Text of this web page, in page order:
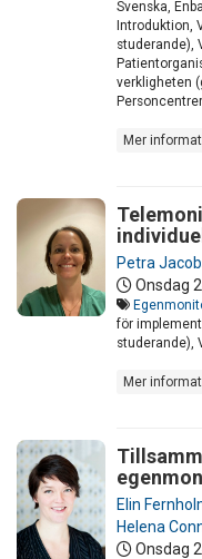
Svenska,
Introduktion,
studerande),
verkligheten
Mer
Petra
Onsdag
för
studerande),
Mer
Elin
Helena
Onsdag